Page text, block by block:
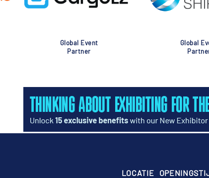
Global Event
Partner
Global
LOCATIE